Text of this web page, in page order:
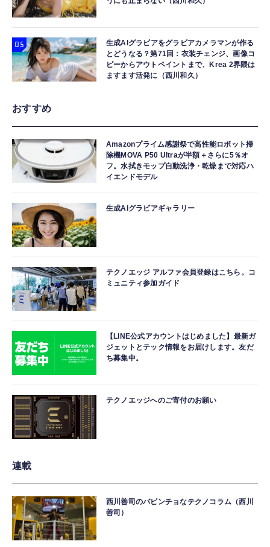
生成AIグラビアをグラビアカメラマンが作る
とどうなる？第71回：衣装チェンジ、画像コ
ピーからアウトペイントまで、Krea 2界隈は
ますます活発に（西川和久）
おすすめ
Amazonプライム感謝祭で高性能ロボット掃
除機MOVA P50 Ultraが半額＋さらに5％オ
フ。水拭きモップ自動洗浄・乾燥まで対応ハ
イエンドモデル
生成AIグラビアギャラリー
テクノエッジ アルファ会員登録はこちら。コ
ミュニティ参加ガイド
【LINE公式アカウントはじめました】最新ガ
ジェットとテック情報をお届けします。友だ
ち募集中。
テクノエッジへのご寄付のお願い
連載
西川善司のバビンチョなテクノコラム（西川
善司）